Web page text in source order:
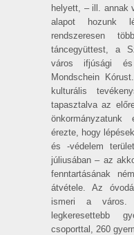
helyett, – ill. annak
alapot hozunk
rendszeresen
táncegyüttest, a
város ifjúsági
Mondschein
kulturális
tapasztalva az
önkormányzatunk
érezte, hogy
és -védelem
júliusában – az
fenntartásának
átvétele. Az
ismeri a város.
legkeresettebb
csoporttal, 260